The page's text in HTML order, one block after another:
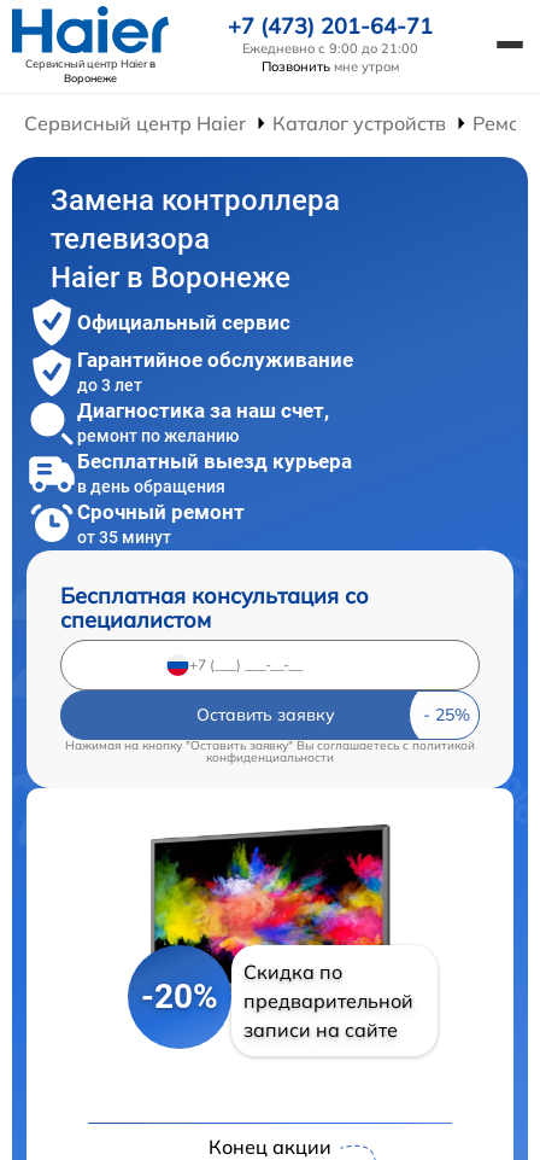
Сервисный центр Haierв
Воронеже
+7 (473) 201-64-71
Ежедневно с 9:00 до 21:00
Позвонить мне утром
Сервисный центр Haier Каталог устройств
Замена контроллера
телевизора
Haier в Воронеже
Официальный сервис
Гарантийное обслуживание
до 3 лет
Диагностика за наш счет,
ремонт по желанию
Бесплатный выезд курьера
в день обращения
Срочный ремонт
от 35 минут
Бесплатная консультация со
специалистом
Оставить заявку
Нажимая на кнопку "Оставить заявку" Вы соглашаетесь cполитикой
конфиденциальности
-20%
Скидка по
предварительной
записи на сайте
Конец акции